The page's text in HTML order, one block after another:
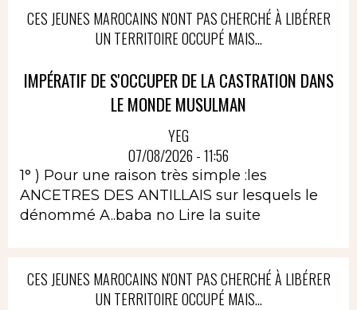
CES JEUNES MAROCAINS N'ONT PAS CHERCHÉ À LIBÉRER
UN TERRITOIRE OCCUPÉ MAIS...
IMPÉRATIF DE S'OCCUPER DE LA CASTRATION DANS
LE MONDE MUSULMAN
YEG
07/08/2026 - 11:56
1° ) Pour une raison très simple :les
ANCETRES DES ANTILLAIS sur lesquels le
dénommé A..baba no Lire la suite
CES JEUNES MAROCAINS N'ONT PAS CHERCHÉ À LIBÉRER
UN TERRITOIRE OCCUPÉ MAIS...